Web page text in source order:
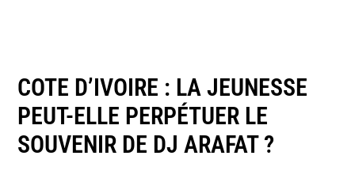
COTE D’IVOIRE : LA JEUNESSE
PEUT-ELLE PERPÉTUER LE
SOUVENIR DE DJ ARAFAT ?